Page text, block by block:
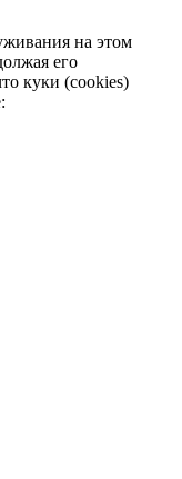
на этом
его
куки (cookies)